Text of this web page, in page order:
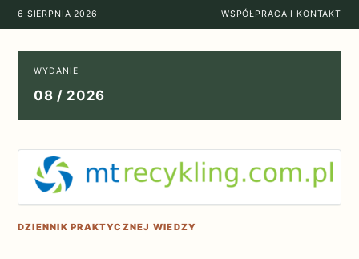
6 SIERPNIA 2026 WSPÓŁPRACA I KONTAKT
WYDANIE
08 / 2026
DZIENNIK PRAKTYCZNEJ WIEDZY